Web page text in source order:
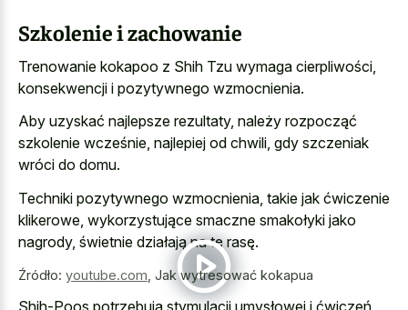
Szkolenie i zachowanie
Trenowanie kokapoo z Shih Tzu wymaga cierpliwości,
konsekwencji i pozytywnego wzmocnienia.
Aby uzyskać najlepsze rezultaty, należy rozpocząć
szkolenie wcześnie, najlepiej od chwili, gdy szczeniak
wróci do domu.
Techniki pozytywnego wzmocnienia, takie jak ćwiczenie
klikerowe, wykorzystujące smaczne smakołyki jako
nagrody, świetnie działają na tę rasę.
Źródło: youtube.com Jak wytresować kokapua